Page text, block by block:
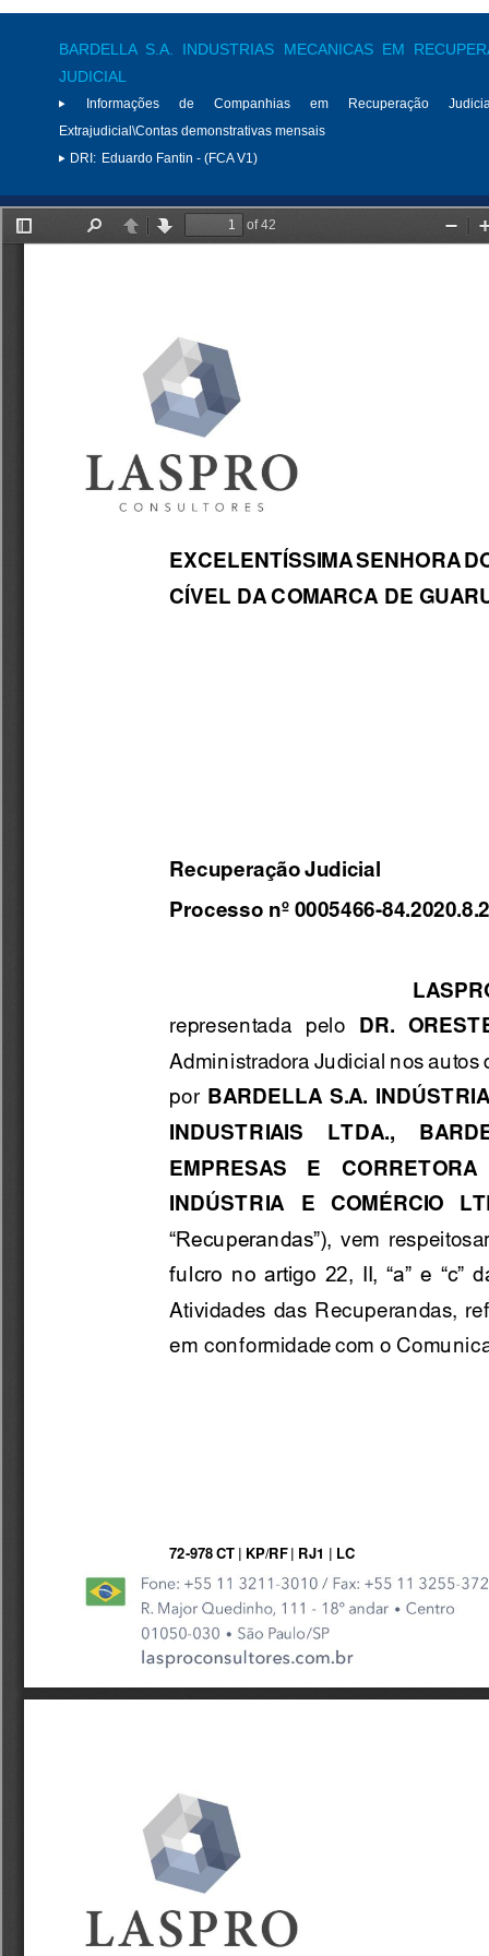
BARDELLA S.A. INDUSTRIAS MECANICAS EM
JUDICIAL
Informações de Companhias em Recuperação
Extrajudicial\Contas demonstrativas mensais
DRI: Eduardo Fantin - (FCA V1)